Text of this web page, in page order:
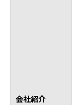
会社紹介